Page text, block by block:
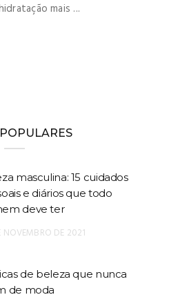
mais ...
masculina: 15 cuidados
e diários que todo
deve ter
NOVEMBRO DE 2021
de beleza que nunca
de moda